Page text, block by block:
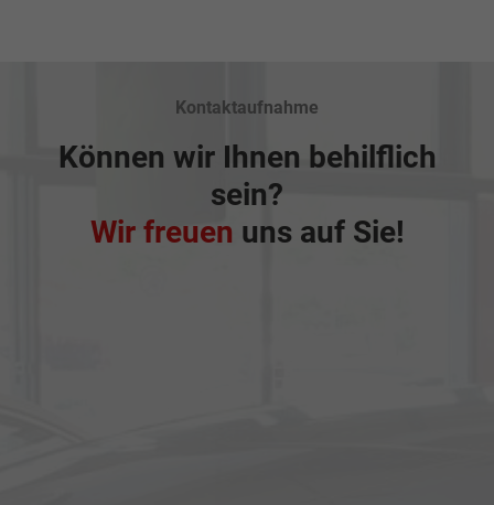
Kontaktaufnahme
Können wir Ihnen behilflich
sein?
Wir freuen uns auf Sie!